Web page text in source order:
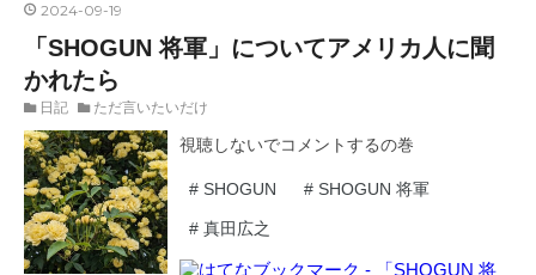
2024-09-19
「SHOGUN 将軍」についてアメリカ人に聞
かれたら
日記 ただ言いたいだけ
視聴しないでコメントするの巻
# SHOGUN # SHOGUN 将軍
# 真田広之